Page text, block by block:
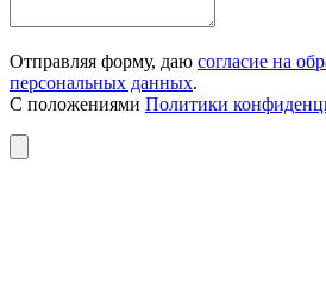
Отправляя форму, даю согласие на
персональных данных.
С положениями Политики